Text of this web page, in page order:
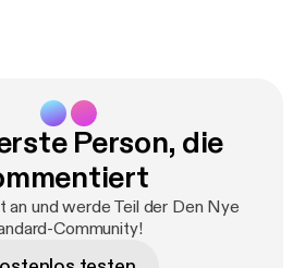
samtidig med, at man
medarbejdere ved at: âvære
ville have haftâ.
christina-barre
Person, die
und werde Teil der Den Nye
Community!